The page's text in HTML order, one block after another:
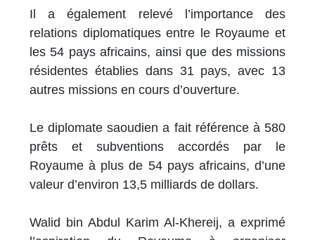
Il a également relevé l’importance des
relations diplomatiques entre le Royaume et
les 54 pays africains, ainsi que des missions
résidentes établies dans 31 pays, avec 13
autres missions en cours d’ouverture.
Le diplomate saoudien a fait référence à 580
prêts et subventions accordés par le
Royaume à plus de 54 pays africains, d’une
valeur d’environ 13,5 milliards de dollars.
Walid bin Abdul Karim Al-Khereij, a exprimé